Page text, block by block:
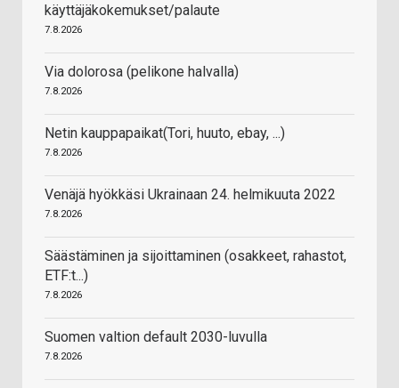
käyttäjäkokemukset/palaute
7.8.2026
Via dolorosa (pelikone halvalla)
7.8.2026
Netin kauppapaikat(Tori, huuto, ebay, ...)
7.8.2026
Venäjä hyökkäsi Ukrainaan 24. helmikuuta 2022
7.8.2026
Säästäminen ja sijoittaminen (osakkeet, rahastot,
ETF:t...)
7.8.2026
Suomen valtion default 2030-luvulla
7.8.2026